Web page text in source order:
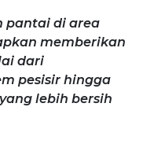
pantai di area
memberikan
dari
pesisir hingga
lebih bersih